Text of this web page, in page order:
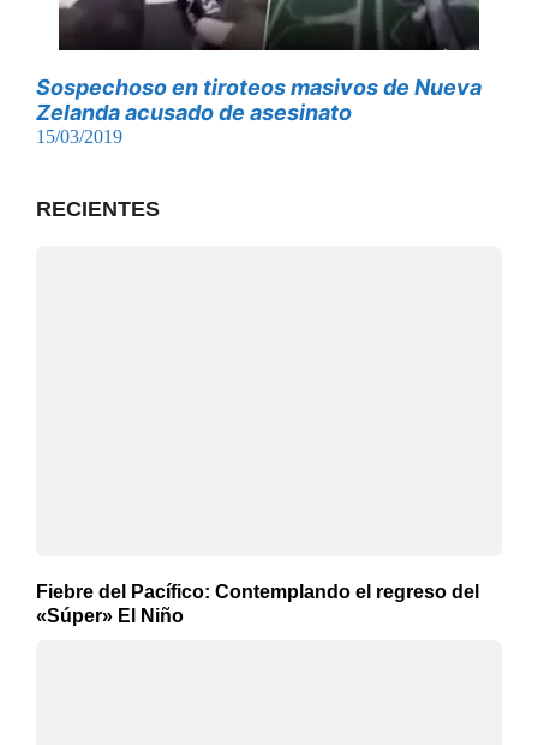
Sospechoso en tiroteos masivos de Nueva
Zelanda acusado de asesinato
15/03/2019
RECIENTES
Fiebre del Pacífico: Contemplando el regreso del
«Súper» El Niño